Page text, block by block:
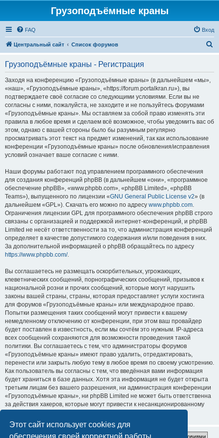
Этот сайт использует cookies для
обеспечения своей корректной работы.
Грузоподъёмные краны
FAQ Вход
Центральный сайт Список форумов
Грузоподъёмные краны - Регистрация
Заходя на конференцию «Грузоподъёмные краны» (в дальнейшем «мы»,
«наш», «Грузоподъёмные краны», «https://forum.portalkran.ru»), вы
подтверждаете своё согласие со следующими условиями. Если вы не
согласны с ними, пожалуйста, не заходите и не пользуйтесь форумами
«Грузоподъёмные краны». Мы оставляем за собой право изменять эти
правила в любое время и сделаем всё возможное, чтобы уведомить вас об
этом, однако с вашей стороны было бы разумным регулярно
просматривать этот текст на предмет изменений, так как использование
конференции «Грузоподъёмные краны» после обновления/исправления
условий означает ваше согласие с ними.
Наши форумы работают под управлением программного обеспечения
для создания конференций phpBB (в дальнейшем «они», «программное
обеспечение phpBB», «www.phpbb.com», «phpBB Limited», «phpBB
Teams»), выпущенного по лицензии «GNU General Public License v2» (в
дальнейшем «GPL»). Скачать его можно по адресу www.phpbb.com.
Ограничения лицензии GPL для программного обеспечения phpBB строго
связаны с организацией и поддержкой интернет-конференций, и phpBB
Limited не несёт ответственности за то, что администрация конференций
определяет в качестве допустимого содержания и/или поведения в них.
За дополнительной информацией о phpBB обращайтесь по адресу
https://www.phpbb.com/.
Вы соглашаетесь не размещать оскорбительных, угрожающих,
клеветнических сообщений, порнографических сообщений, призывов к
национальной розни и прочих сообщений, которые могут нарушить
законы вашей страны, страны, которая предоставляет услуги хостинга
для форумов «Грузоподъёмные краны» или международное право.
Попытки размещения таких сообщений могут привести к вашему
немедленному отключению от конференции, при этом ваш провайдер
будет поставлен в известность, если мы сочтём это нужным. IP-адреса
всех сообщений сохраняются для возможности проведения такой
политики. Вы соглашаетесь с тем, что администраторы форумов
«Грузоподъёмные краны» имеют право удалить, отредактировать,
перенести или закрыть любую тему в любое время по своему усмотрению.
Как пользователь вы согласны с тем, что введённая вами информация
будет храниться в базе данных. Хотя эта информация не будет открыта
третьим лицам без вашего разрешения, ни администрация конференции
«Грузоподъёмные краны», ни phpBB Limited не может быть ответственна
за действия хакеров, которые могут привести к несанкционированному